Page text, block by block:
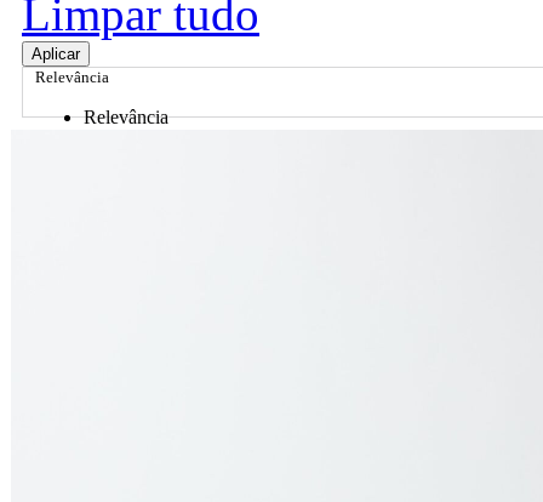
Limpar tudo
Aplicar
Relevância
Relevância